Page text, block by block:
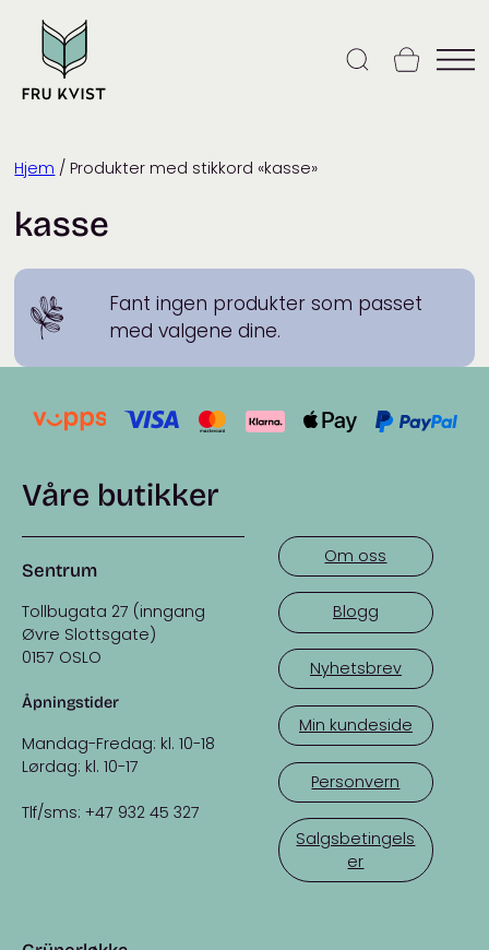
content
Hjem / Produkter med stikkord «kasse»
kasse
Fant ingen produkter som passet
med valgene dine.
Våre butikker
Sentrum
Tollbugata 27 (inngang
Øvre Slottsgate)
0157 OSLO
Åpningstider
Mandag-Fredag: kl. 10-18
Lørdag: kl. 10-17
Tlf/sms: +47 932 45 327
Om oss
Blogg
Nyhetsbrev
Min kundeside
Personvern
Salgsbetingels
er